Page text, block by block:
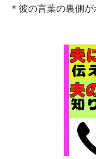
＊彼の言葉の裏側